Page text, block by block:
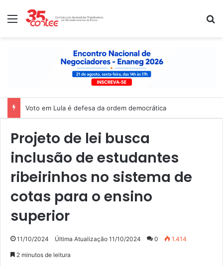
Menu
Voto em Lula é defesa da ordem democrática
Projeto de lei busca
inclusão de estudantes
ribeirinhos no sistema de
cotas para o ensino
superior
11/10/2024 Última Atualização 11/10/2024 0 1.414
2 minutos de leitura